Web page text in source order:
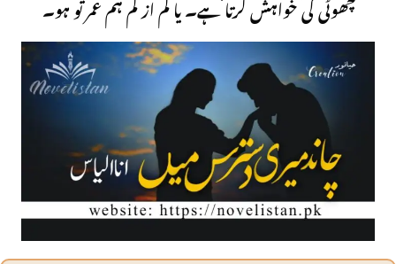
چھوٹی کی خواہش کرتا ہے۔ يا کم از کم ہم عمر تو ہو۔